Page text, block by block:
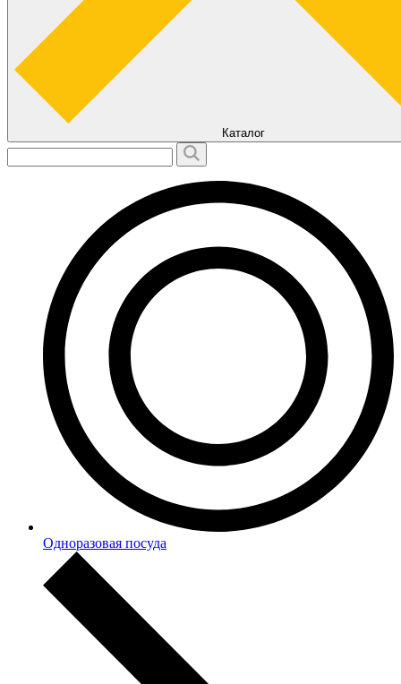
Каталог
Одноразовая посуда